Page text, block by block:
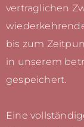
vertraglichen
bis zum
in unserem
gespeichert.
Eine